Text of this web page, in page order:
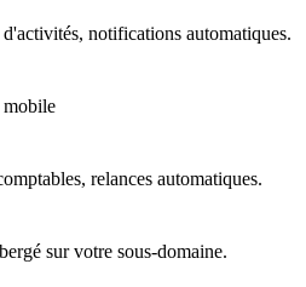
notifications automatiques.
relances automatiques.
sur votre sous-domaine.